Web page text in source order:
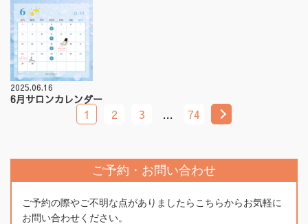
2025.06.16
6月サロンカレンダー
1 2 3 … 74
ご予約・お問い合わせ
ご予約の際やご不明な点がありましたらこちらからお気軽に
お問い合わせください。